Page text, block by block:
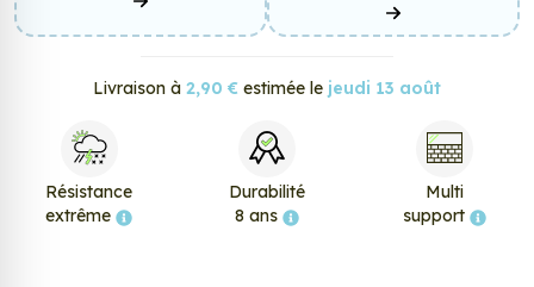
Livraison à 2,90 € estimée le jeudi 13 août
Résistance
extrême
Durabilité
8 ans
Multi
support